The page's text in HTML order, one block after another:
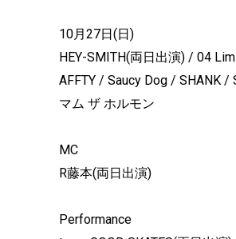
10月27日(日)
HEY-SMITH(両日出演) / 04
AFFTY / Saucy Dog / SHANK /
マム ザ ホルモン
MC
R藤本(両日出演)
Performance